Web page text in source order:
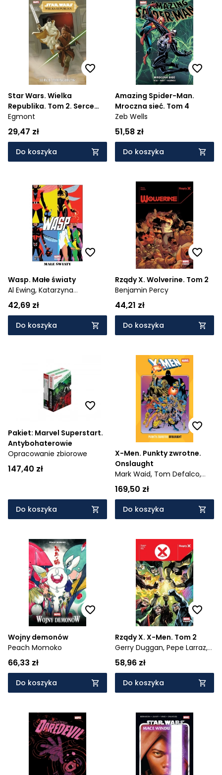
Star Wars. Wielka
Republika. Tom 2. Serce
Drengirów
Egmont
29,47 zł
Do koszyka
Amazing Spider-Man.
Mroczna sieć. Tom 4
Zeb Wells
51,58 zł
Do koszyka
Wasp. Małe światy
Al Ewing, Katarzyna
Niemczyk
42,69 zł
Do koszyka
Rządy X. Wolverine. Tom 2
Benjamin Percy
44,21 zł
Do koszyka
Pakiet: Marvel Superstart.
Antybohaterowie
Opracowanie zbiorowe
147,40 zł
Do koszyka
X-Men. Punkty zwrotne.
Onslaught
Mark Waid, Tom Defalco,
Larry Hama,
Warren Ellis
169,50 zł
Do koszyka
Wojny demonów
Peach Momoko
66,33 zł
Do koszyka
Rządy X. X-Men. Tom 2
Gerry Duggan, Pepe Larraz,
Javier Piña
58,96 zł
Do koszyka